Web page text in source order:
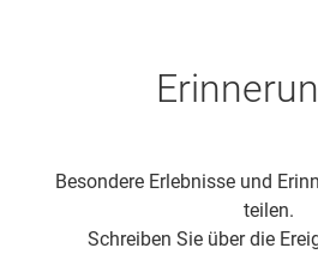
Besondere Erlebnisse und
teilen.
Schreiben Sie über die